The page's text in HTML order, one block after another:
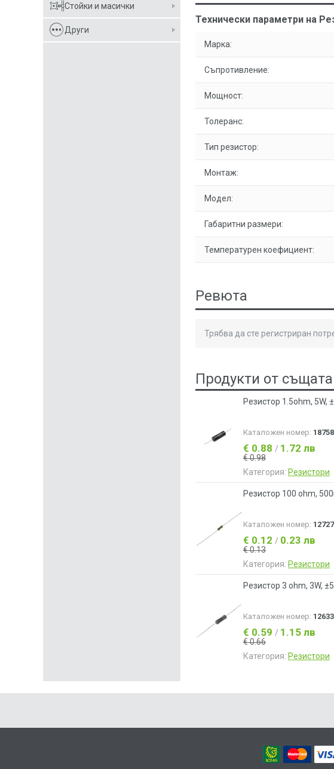
Стойки и масички
Други
Технически параметри на
Марка:
Съпротивление:
Мощност:
Толеранс:
Тип резистор:
Монтаж:
Модел:
Габаритни размери:
Температурен коефициент:
Ревюта
Трябва да сте регистриран
Продукти от
Резистор 1.5ohm, 5W,
Каталожен номер: 18758
€ 0.88 / 1.72 лв
€ 0.98
Категория: Резистори
Резистор 100 ohm,
Каталожен номер:
€ 0.12 / 0.23 лв
€ 0.13
Категория: Резистори
Резистор 3 ohm, 3W,
Каталожен номер:
€ 0.59 / 1.15 лв
€ 0.66
Категория: Резистори